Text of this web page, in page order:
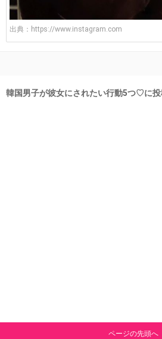
出典： https://www.instagram.com
韓国男子が彼女にされたい行動5つ♡に
ページの先頭へ